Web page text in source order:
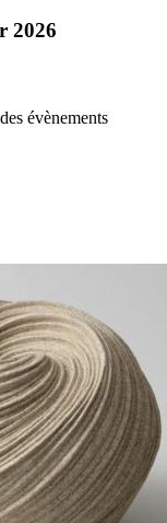
2026
évènements